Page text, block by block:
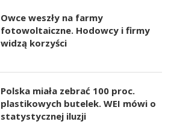
Owce weszły na farmy
fotowoltaiczne. Hodowcy i firmy
widzą korzyści
Polska miała zebrać 100 proc.
plastikowych butelek. WEI mówi o
statystycznej iluzji